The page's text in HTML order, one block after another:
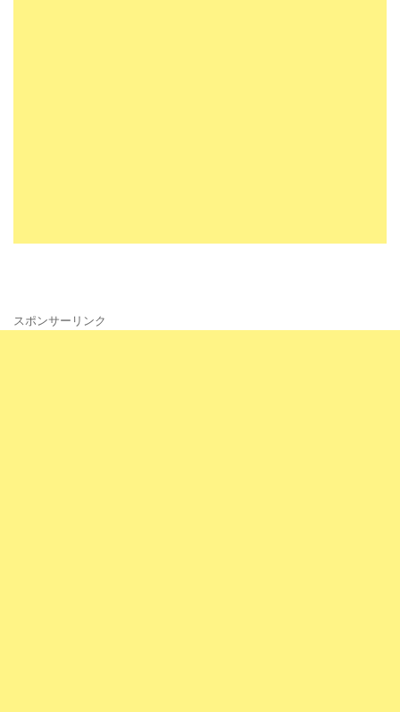
スポンサーリンク